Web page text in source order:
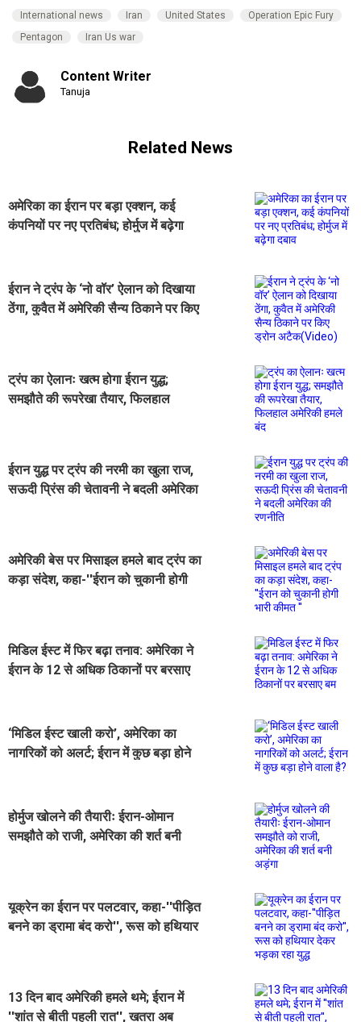
International news Iran United States
Operation Epic Fury
Pentagon
Iran Us war
Content Writer
Tanuja
Related News
अमेरिका का ईरान पर बड़ा एक्शन, कई
कंपनियों पर नए प्रतिबंध; होर्मुज में बढ़ेगा
ईरान ने ट्रंप के ‘नो वॉर’ ऐलान को दिखाया
ठेंगा, कुवैत में अमेरिकी सैन्य ठिकाने पर किए
ट्रंप का ऐलानः खत्म होगा ईरान युद्ध;
समझौते की रूपरेखा तैयार, फिलहाल
ईरान युद्ध पर ट्रंप की नरमी का खुला राज,
सऊदी प्रिंस की चेतावनी ने बदली अमेरिका
अमेरिकी बेस पर मिसाइल हमले बाद ट्रंप का
कड़ा संदेश, कहा-''ईरान को चुकानी होगी
मिडिल ईस्ट में फिर बढ़ा तनाव: अमेरिका ने
ईरान के 12 से अधिक ठिकानों पर बरसाए
‘मिडिल ईस्ट खाली करो’, अमेरिका का
नागरिकों को अलर्ट; ईरान में कुछ बड़ा होने
होर्मुज खोलने की तैयारीः ईरान-ओमान
समझौते को राजी, अमेरिका की शर्त बनी
यूक्रेन का ईरान पर पलटवार, कहा-''पीड़ित
बनने का ड्रामा बंद करो'', रूस को हथियार
13 दिन बाद अमेरिकी हमले थमे; ईरान में
''शांत से बीती पहली रात'', खतरा अब